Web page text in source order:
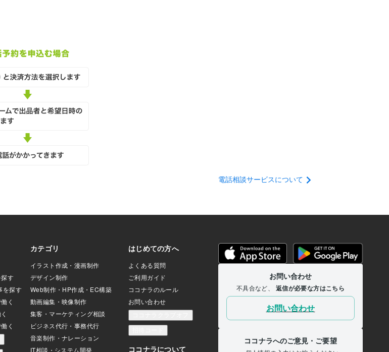
電話相談サービスについて